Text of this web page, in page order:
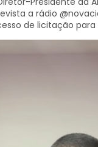
a rádio
de licitação para